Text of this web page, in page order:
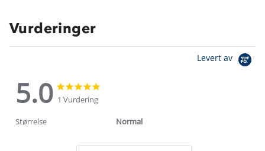
Vurderinger
Levert av
5.0
5.0
star
rating
1 Vurdering
Størrelse Normal